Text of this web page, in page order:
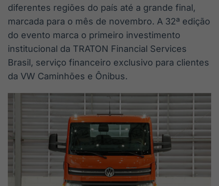
Cotações e
headlines de
notícias
Componentes
para conteúdos e
funcionalidades
Broadcast
Wallboard
Conteúdos e
displays e telas
Broadcast
Curadoria
noticiosos
Soluções de
Tecnologia
Broadcast
Radar
Monitoramento
inteligente de
notícias e
conteúdos
Broadcast
Fundos
A melhor
plataforma para
analisar fundos
diferentes regiões do país até a grande final,
marcada para o mês de novembro. A 32ª edição
do evento marca o primeiro investimento
institucional da TRATON Financial Services
Brasil, serviço financeiro exclusivo para clientes
da VW Caminhões e Ônibus.